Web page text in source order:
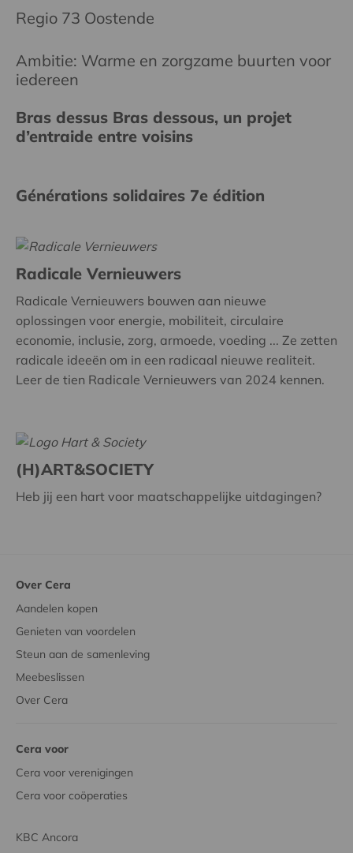
Regio 73 Oostende
Ambitie: Warme en zorgzame buurten voor
iedereen
Bras dessus Bras dessous, un projet
d’entraide entre voisins
Générations solidaires 7e édition
Radicale Vernieuwers
Radicale Vernieuwers bouwen aan nieuwe
oplossingen voor energie, mobiliteit, circulaire
economie, inclusie, zorg, armoede, voeding ... Ze zetten
radicale ideeën om in een radicaal nieuwe realiteit.
Leer de tien Radicale Vernieuwers van 2024 kennen.
(H)ART&SOCIETY
Heb jij een hart voor maatschappelijke uitdagingen?
Over Cera
Aandelen kopen
Genieten van voordelen
Steun aan de samenleving
Meebeslissen
Over Cera
Cera voor
Cera voor verenigingen
Cera voor coöperaties
KBC Ancora